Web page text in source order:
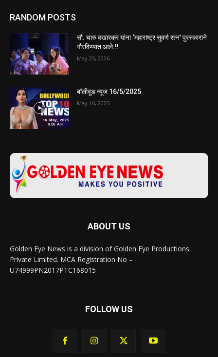
RANDOM POSTS
सौ. चारु वखारकर यांना ‘महाराष्ट्र सुवर्ण रत्न’ पुरस्काराने
गौरविण्यात आले.!!
May 25, 2026
बॉलीवूड न्यूज 16/5/2025
May 16, 2025
ABOUT US
Golden Eye News is a division of Golden Eye Productions
Private Limited. MCA Registration No –
U74999PN2017PTC168015
FOLLOW US